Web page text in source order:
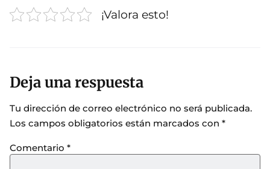
¡Valora esto!
Deja una respuesta
Tu dirección de correo electrónico no será publicada.
Los campos obligatorios están marcados con *
Comentario *